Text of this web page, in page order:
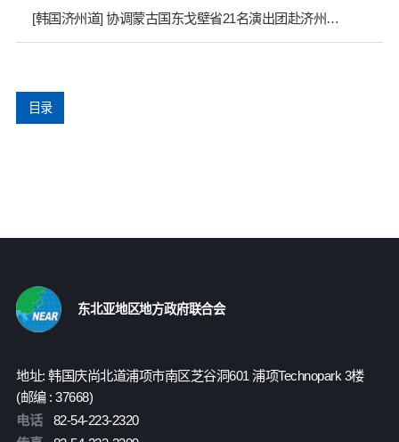
[韩国济州道] 协调蒙古国东戈壁省21名演出团赴济州道耽罗文化节参演（10.6.-10.10)
目录
东北亚地区地方政府联合会
地址: 韩国庆尚北道浦项市南区芝谷洞601 浦项Technopark 3楼
(邮编 : 37668)
电话
82-54-223-2320